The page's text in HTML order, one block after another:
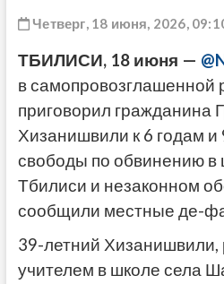
Четверг, 18 июня, 2026,
ТБИЛИСИ, 18 июня —
в самопровозглашенной
приговорил гражданина
Хизанишвили к 6 годам
свободы по обвинению в
Тбилиси и незаконном
сообщили местные де-
39-летний
учителем в школе села